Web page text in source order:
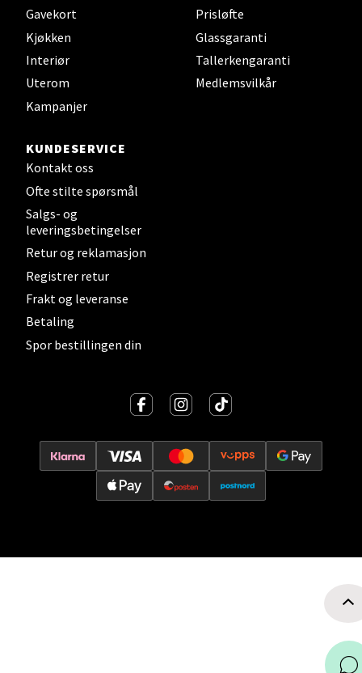
Gavekort
Kjøkken
Interiør
Uterom
Kampanjer
Prisløfte
Glassgaranti
Tallerkengaranti
Medlemsvilkår
KUNDESERVICE
Kontakt oss
Ofte stilte spørsmål
Salgs- og
leveringsbetingelser
Retur og reklamasjon
Registrer retur
Frakt og leveranse
Betaling
Spor bestillingen din
Bergen - Thon Senter Sartor
Sartorvegen 12, 5353 Straume
Trondheim - Sirkus Shopping
Falkenborgveien 5, 7044 Trondheim
Åpent i dag 09-20
0 i butikk
Ski - Thon Senter Ski
Ski Storsenter, Jernbanesvingen 6, 1400 Ski